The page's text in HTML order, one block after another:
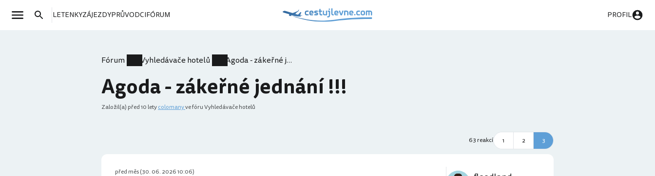
LETENKYZÁJEZDYPRŮVODCIFÓRUM PROFIL
Fórum Vyhledávače hotelů Agoda - zákeřné jednání !!!
Agoda - zákeřné jednání !!!
Založil(a) před 10 letycolomanyve fóru Vyhledávače hotelů
63 reakcí 1 2 3
před měs (30. 06. 2026 10:06)